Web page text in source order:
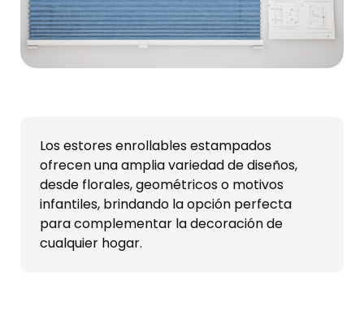
Los estores enrollables estampados
ofrecen una amplia variedad de diseños,
desde florales, geométricos o motivos
infantiles, brindando la opción perfecta
para complementar la decoración de
cualquier hogar.